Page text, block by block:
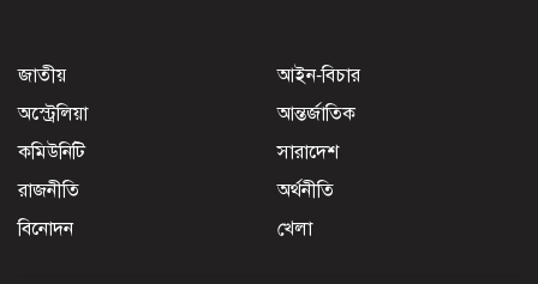
জাতীয়
আইন-বিচার
অস্ট্রেলিয়া
আন্তর্জাতিক
কমিউনিটি
সারাদেশ
রাজনীতি
অর্থনীতি
বিনোদন
খেলা